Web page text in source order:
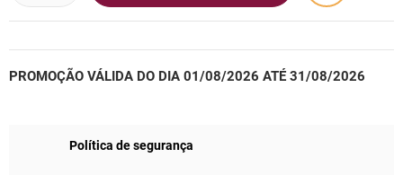
PROMOÇÃO VÁLIDA DO DIA 01/08/2026 ATÉ 31/08/2026
Política de segurança